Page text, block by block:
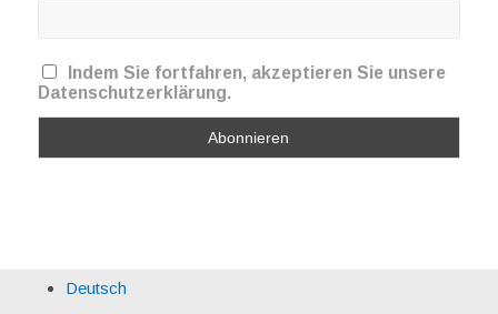
Indem Sie fortfahren, akzeptieren Sie unsere
Datenschutzerklärung.
Deutsch